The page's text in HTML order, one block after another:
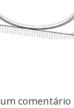
comentário